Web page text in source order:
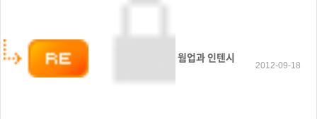
웜업과 인텐시
2012-09-18